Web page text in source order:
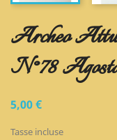
Archeo
N°78
5,00 €
Tasse incluse